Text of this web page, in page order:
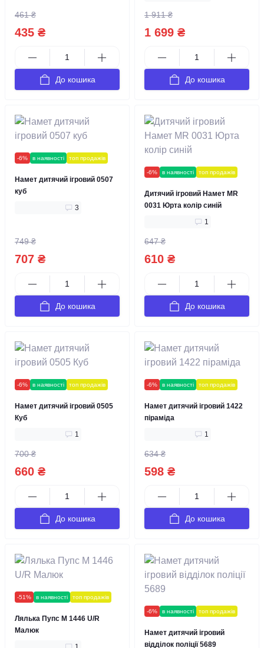
461 ₴
435 ₴
До кошика
1 911 ₴
1 699 ₴
До кошика
-6% в наявності топ продажів
Намет дитячий ігровий 0507
куб
3
749 ₴
707 ₴
До кошика
-6% в наявності топ продажів
Дитячий ігровий Намет MR
0031 Юрта колір синій
1
647 ₴
610 ₴
До кошика
-6% в наявності топ продажів
Намет дитячий ігровий 0505
Куб
1
700 ₴
660 ₴
До кошика
-6% в наявності топ продажів
Намет дитячий ігровий 1422
піраміда
1
634 ₴
598 ₴
До кошика
-51% в наявності топ продажів
Лялька Пупс M 1446 U/R
Малюк
-6% в наявності топ продажів
Намет дитячий ігровий
відділок поліції 5689